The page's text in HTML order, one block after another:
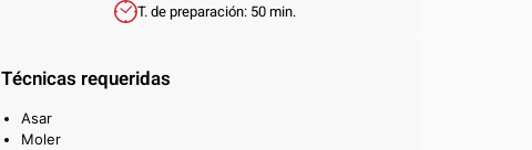
T. de preparación: 50 min.
Técnicas requeridas
Asar
Moler